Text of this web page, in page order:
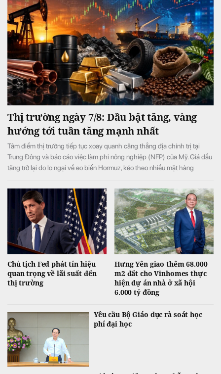
Thị trường ngày 7/8: Dầu bật tăng, vàng
hướng tới tuần tăng mạnh nhất
Tâm điểm thị trường tiếp tục xoay quanh căng thẳng địa chính trị tại
Trung Đông và báo cáo việc làm phi nông nghiệp (NFP) của Mỹ. Giá dầu
tăng trở lại do lo ngại về eo biển Hormuz, kéo theo nhiều mặt hàng
tuần tăng mạnh nhất kể từ tháng 1.
Chủ tịch Fed phát tín hiệu
quan trọng về lãi suất đến
thị trường
Hưng Yên giao thêm 68.000
m2 đất cho Vinhomes thực
hiện dự án nhà ở xã hội
6.000 tỷ đồng
Yêu cầu Bộ Giáo dục rà soát học
phí đại học